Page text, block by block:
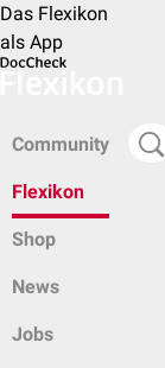
Das Flexikon
als App
Community
Flexikon
Shop
News
Jobs